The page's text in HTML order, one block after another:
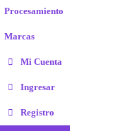
Procesamiento
Marcas
Mi Cuenta
Ingresar
Registro